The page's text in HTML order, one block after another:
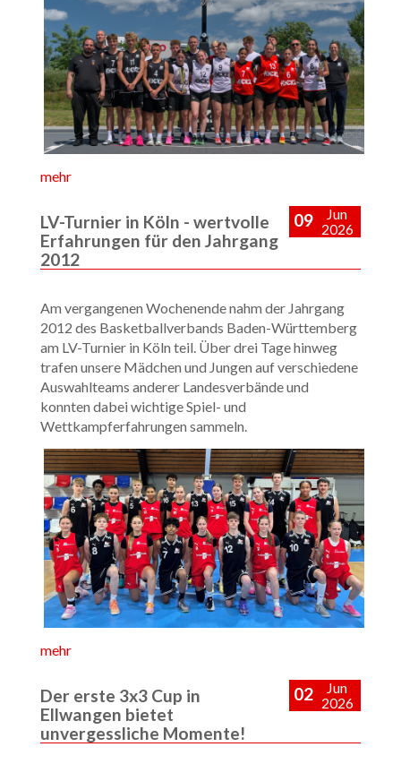
mehr
LV-Turnier in Köln - wertvolle
Erfahrungen für den Jahrgang
2012
Am vergangenen Wochenende nahm der Jahrgang
2012 des Basketballverbands Baden-Württemberg
am LV-Turnier in Köln teil. Über drei Tage hinweg
trafen unsere Mädchen und Jungen auf verschiedene
Auswahlteams anderer Landesverbände und
konnten dabei wichtige Spiel- und
Wettkampferfahrungen sammeln.
mehr
09
Jun
2026
Der erste 3x3 Cup in
Ellwangen bietet
unvergessliche Momente!
02
Jun
2026